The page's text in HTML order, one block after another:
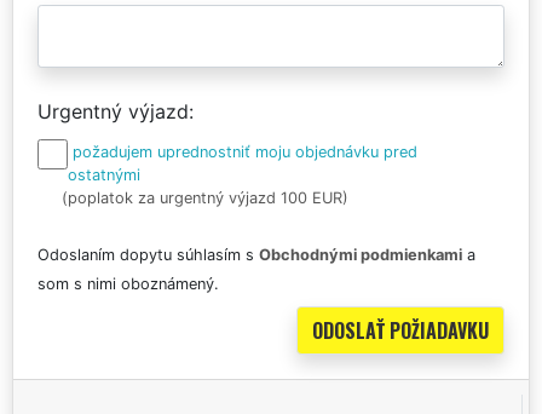
Urgentný výjazd
požadujem uprednostniť moju objednávku pred
ostatnými
(poplatok za urgentný výjazd 100 EUR)
Odoslaním dopytu súhlasím s Obchodnými podmienkami a
som s nimi oboznámený.